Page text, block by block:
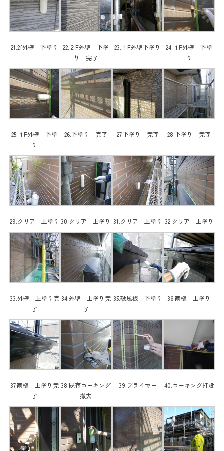
21.2f外壁 下塗り
22.２F外壁 下塗
り 完了
23.１F外壁下塗り
24.１F外壁 下塗
り
25.１F外壁 下塗
り
26.下塗り 完了 27.下塗り 完了 28.下塗り 完了
29.クリア 上塗り 30.クリア 上塗り 31.クリア 上塗り 32.クリア 上塗り
33.外壁 上塗り完
了
34.外壁 上塗り完
了
35.破風板 下塗り 36.雨樋 上塗り
37.雨樋 上塗り完
了
38.既存コーキング
撤去
39.プライマー 40.コーキング打設